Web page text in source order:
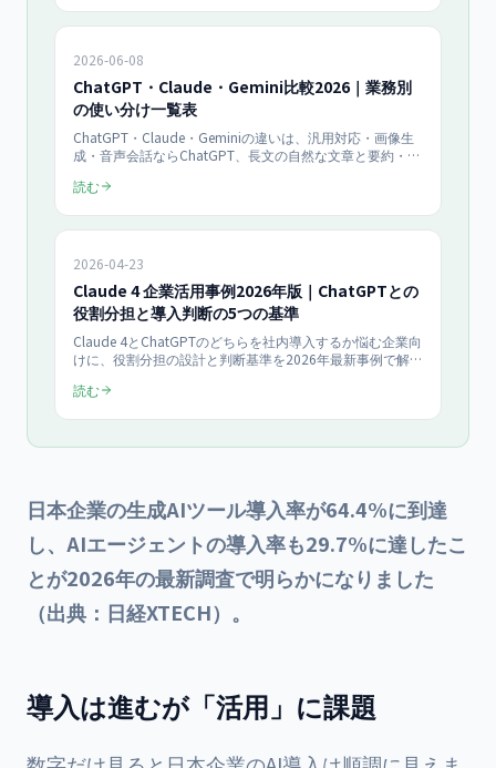
2026-06-08
ChatGPT・Claude・Gemini比較2026｜業務別
の使い分け一覧表
ChatGPT・Claude・Geminiの違いは、汎用対応・画像生
成・音声会話ならChatGPT、長文の自然な文章と要約・コ
タイム検索ならGemini——という得意分野の差です。業務
読む
2026-04-23
Claude 4 企業活用事例2026年版｜ChatGPTとの
役割分担と導入判断の5つの基準
Claude 4とChatGPTのどちらを社内導入するか悩む企業向
けに、役割分担の設計と判断基準を2026年最新事例で解
の成功事例と、ハイブリッド運用のコスト設計をまとめま
読む
日本企業の生成AIツール導入率が64.4%に到達
し、AIエージェントの導入率も29.7%に達したこ
とが2026年の最新調査で明らかになりました
（出典：日経XTECH）。
導入は進むが「活用」に課題